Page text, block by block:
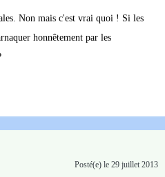
Non mais c'est vrai quoi ! Si les
honnêtement par les
Posté(e) le 29 juillet 2013